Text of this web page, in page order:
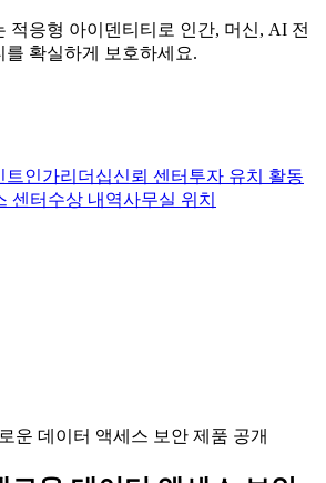
적응형 아이덴티티로 인간, 머신, AI 전
확실하게 보호하세요.
트인가리더십신뢰 센터 투자 유치 활동
센터 수상 내역사무실 위치
운 데이터 액세스 보안 제품 공개